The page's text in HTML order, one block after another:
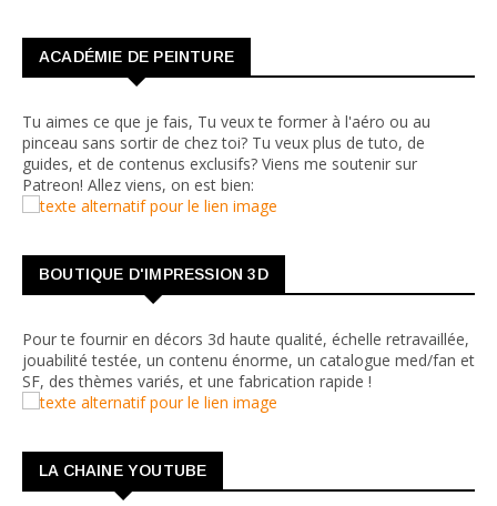
ACADÉMIE DE PEINTURE
Tu aimes ce que je fais, Tu veux te former à l'aéro ou au
pinceau sans sortir de chez toi? Tu veux plus de tuto, de
guides, et de contenus exclusifs? Viens me soutenir sur
Patreon! Allez viens, on est bien:
BOUTIQUE D'IMPRESSION 3D
Pour te fournir en décors 3d haute qualité, échelle retravaillée,
jouabilité testée, un contenu énorme, un catalogue med/fan et
SF, des thèmes variés, et une fabrication rapide !
LA CHAINE YOUTUBE